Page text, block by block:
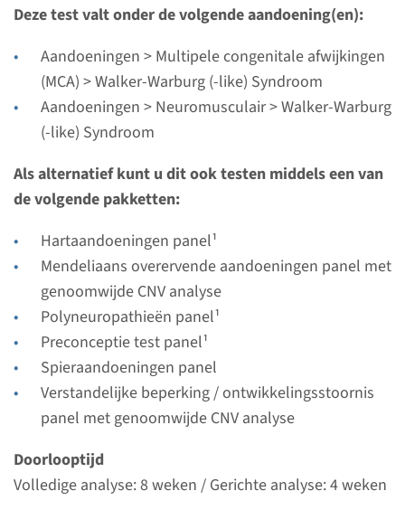
Deze test valt onder de volgende aandoening(en):
Aandoeningen > Multipele congenitale afwijkingen
(MCA) > Walker-Warburg (-like) Syndroom
Aandoeningen > Neuromusculair > Walker-Warburg
(-like) Syndroom
Als alternatief kunt u dit ook testen middels een van
de volgende pakketten:
Hartaandoeningen panel¹
Mendeliaans overervende aandoeningen panel met
genoomwijde CNV analyse
Polyneuropathieën panel¹
Preconceptie test panel¹
Spieraandoeningen panel
Verstandelijke beperking / ontwikkelingsstoornis
panel met genoomwijde CNV analyse
Doorlooptijd
Volledige analyse: 8 weken / Gerichte analyse: 4 weken
FKRP - Walker Warburg
syndroom
Doorlooptijd
Volledige analyse: 8 weken / Gerichte analyse: 4
weken
Uitvoerend laboratorium
Radboudumc
Bekijk
Toevoegen
Gen
FKTN - Walker Warburg
syndroom (Fukuyama
musculaire dystrofie)
Doorlooptijd
Volledige analyse: 8 weken / Gerichte analyse: 4